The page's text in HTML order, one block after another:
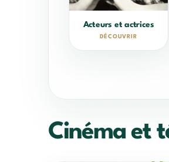
Acteurs et actrices
DÉCOUVRIR
Cinéma et